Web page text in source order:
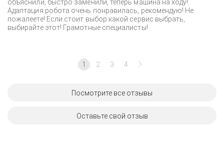
объяснили, быстро заменили, теперь машина на ходу!
Адаптация робота очень понравилась, рекомендую! Не
пожалеете! Если стоит выбор какой сервис выбрать,
выбирайте этот! Грамотные специалисты!
1 2 3 4
Посмотрите все отзывы
Оставьте свой отзыв